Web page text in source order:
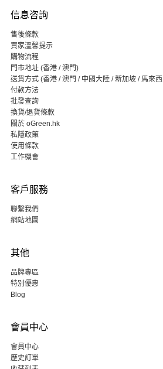
信息咨詢
售後條款
買家溫馨提示
購物流程
門市地址 (香港 / 澳門)
送貨方式 (香港 / 澳門 / 中國大陸 / 新加坡 / 馬來
付款方法
批發查詢
換貨/退貨條款
關於 oGreen.hk
私隱政策
使用條款
工作機會
客戶服務
聯繫我們
網站地圖
其他
品牌專區
特別優惠
Blog
會員中心
會員中心
歷史訂單